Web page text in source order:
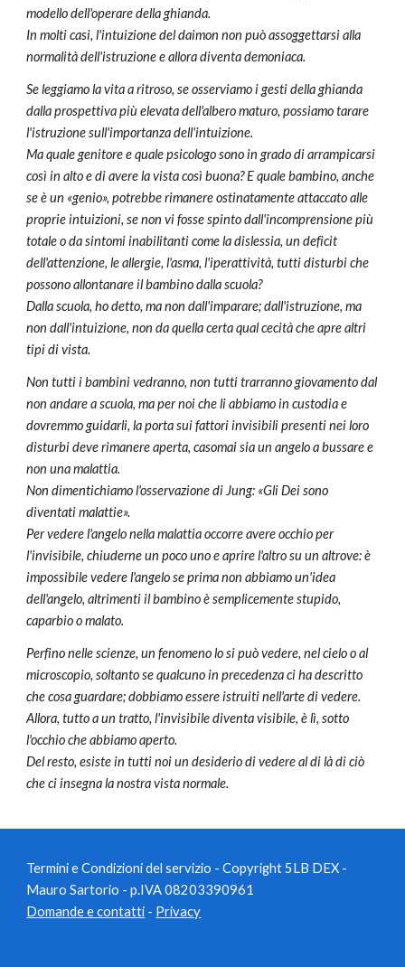
modello dell'operare della ghianda.
In molti casi, l'intuizione del daimon non può assoggettarsi alla
normalità dell'istruzione e allora diventa demoniaca.
Se leggiamo la vita a ritroso, se osserviamo i gesti della ghianda
dalla prospettiva più elevata dell'albero maturo, possiamo tarare
l'istruzione sull'importanza dell'intuizione.
Ma quale genitore e quale psicologo sono in grado di arrampicarsi
così in alto e di avere la vista così buona? E quale bambino, anche
se è un «genio», potrebbe rimanere ostinatamente attaccato alle
proprie intuizioni, se non vi fosse spinto dall'incomprensione più
totale o da sintomi inabilitanti come la dislessia, un deficit
dell'attenzione, le allergie, l'asma, l'iperattività, tutti disturbi che
possono allontanare il bambino dalla scuola?
Dalla scuola, ho detto, ma non dall'imparare; dall'istruzione, ma
non dall'intuizione, non da quella certa qual cecità che apre altri
tipi di vista.
Non tutti i bambini vedranno, non tutti trarranno giovamento dal
non andare a scuola, ma per noi che li abbiamo in custodia e
dovremmo guidarli, la porta sui fattori invisibili presenti nei loro
disturbi deve rimanere aperta, casomai sia un angelo a bussare e
non una malattia.
Non dimentichiamo l'osservazione di Jung: «Gli Dei sono
diventati malattie».
Per vedere l'angelo nella malattia occorre avere occhio per
l'invisibile, chiuderne un poco uno e aprire l'altro su un altrove: è
impossibile vedere l'angelo se prima non abbiamo un'idea
dell'angelo, altrimenti il bambino è semplicemente stupido,
caparbio o malato.
Perfino nelle scienze, un fenomeno lo si può vedere, nel cielo o al
microscopio, soltanto se qualcuno in precedenza ci ha descritto
che cosa guardare; dobbiamo essere istruiti nell'arte di vedere.
Allora, tutto a un tratto, l'invisibile diventa visibile, è lì, sotto
l'occhio che abbiamo aperto.
Del resto, esiste in tutti noi un desiderio di vedere al di là di ciò
che ci insegna la nostra vista normale.
Termini e Condizioni del servizio - Copyright 5LB DEX -
Mauro Sartorio - p.IVA 08203390961
Domande e contatti - Privacy